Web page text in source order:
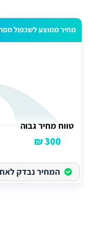
מחיר ממוצע לשכפול
טווח מחיר גבוה
300 ₪
המחיר נבדק